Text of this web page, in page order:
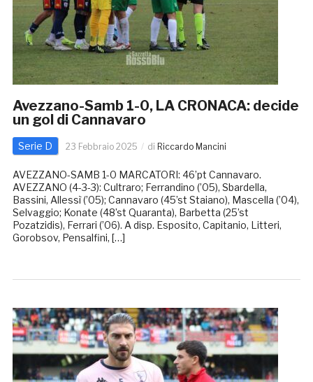
Avezzano-Samb 1-0, LA CRONACA: decide
un gol di Cannavaro
Serie D 23 Febbraio 2025 di Riccardo Mancini
AVEZZANO-SAMB 1-0 MARCATORI: 46’pt Cannavaro.
AVEZZANO (4-3-3): Cultraro; Ferrandino (’05), Sbardella,
Bassini, Allessì (’05); Cannavaro (45’st Staiano), Mascella (’04),
Selvaggio; Konate (48’st Quaranta), Barbetta (25’st
Pozatzidis), Ferrari (’06). A disp. Esposito, Capitanio, Litteri,
Gorobsov, Pensalfini, […]